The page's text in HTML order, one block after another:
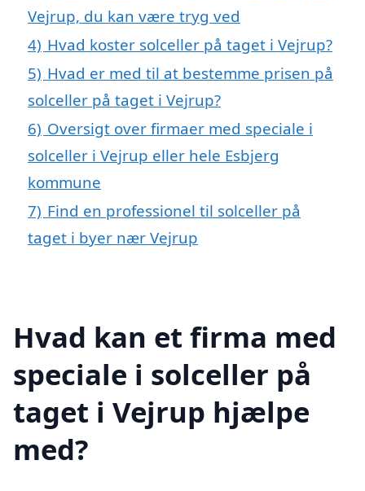
Vejrup, du kan være tryg ved
4) Hvad koster solceller på taget i Vejrup?
5) Hvad er med til at bestemme prisen på
solceller på taget i Vejrup?
6) Oversigt over firmaer med speciale i
solceller i Vejrup eller hele Esbjerg
kommune
7) Find en professionel til solceller på
taget i byer nær Vejrup
Hvad kan et firma med
speciale i solceller på
taget i Vejrup hjælpe
med?